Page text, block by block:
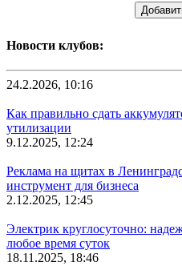
Новости клубов:
24.2.2026, 10:16
Как правильно сдать
утилизации
9.12.2025, 12:24
Реклама на щитах в
инструмент для бизнеса
2.12.2025, 12:45
Электрик круглосуточно:
любое время суток
18.11.2025, 18:46